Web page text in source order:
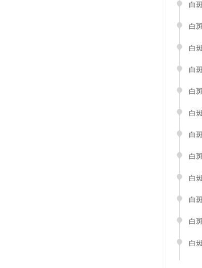
白
白
白
白
白
白
白
白
白
白
白
白